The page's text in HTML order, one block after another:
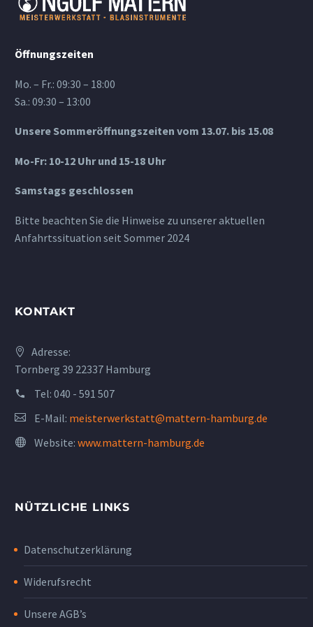
Öffnungszeiten
Mo. – Fr.: 09:30 – 18:00
Sa.: 09:30 – 13:00
Unsere Sommeröffnungszeiten vom 13.07. bis 15.08
Mo-Fr: 10-12 Uhr und 15-18 Uhr
Samstags geschlossen
Bitte beachten Sie die Hinweise zu unserer aktuellen
Anfahrtssituation seit Sommer 2024
KONTAKT
Adresse:
Tornberg 39 22337 Hamburg
Tel: 040 - 591 507
E-Mail: meisterwerkstatt@mattern-hamburg.de
Website: www.mattern-hamburg.de
NÜTZLICHE LINKS
Datenschutzerklärung
Widerufsrecht
Unsere AGB’s